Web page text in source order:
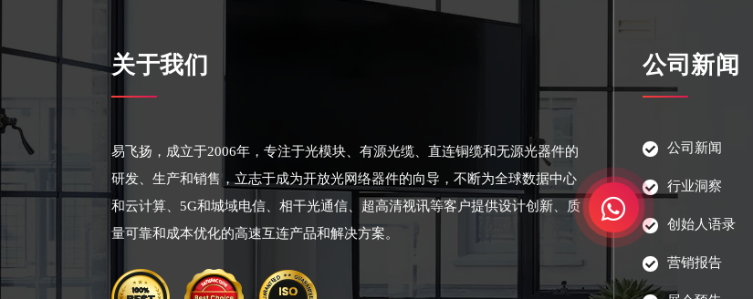
关于我们
易飞扬，成立于2006年，专注于光模块、有源光缆、直连铜缆和无源光器件的
研发、生产和销售，立志于成为开放光网络器件的向导，不断为全球数据中心
和云计算、5G和城域电信、相干光通信、超高清视讯等客户提供设计创新、质
量可靠和成本优化的高速互连产品和解决方案。
公司新闻
公司新闻
行业洞察
创始人语录
营销报告